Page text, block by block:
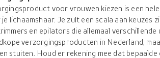
voor vrouwen kiezen is een
lichaamshaar. Je zult een scala aan keuzes
en epilators die allemaal verschillende
verzorgingsproducten in Nederland,
stuiten. Houd er rekening mee dat bepaalde